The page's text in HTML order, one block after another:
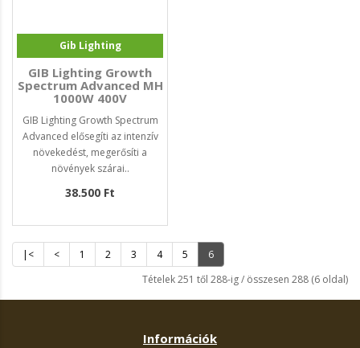
Gib Lighting
GIB Lighting Growth
Spectrum Advanced MH
1000W 400V
GIB Lighting Growth Spectrum
Advanced elősegíti az intenzív
növekedést, megerősíti a
növények szárai..
38.500 Ft
|< < 1 2 3 4 5
6
Tételek 251 től 288-ig / összesen 288 (6 oldal)
Információk